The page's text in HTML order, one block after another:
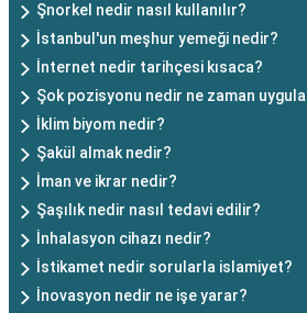
Şnorkel nedir nasıl kullanılır?
İstanbul'un meşhur yemeği nedir?
İnternet nedir tarihçesi kısaca?
Şok pozisyonu nedir ne zaman
İklim biyom nedir?
Şakül almak nedir?
İman ve ikrar nedir?
Şaşılık nedir nasıl tedavi edilir?
İnhalasyon cihazı nedir?
İstikamet nedir sorularla islamiyet?
İnovasyon nedir ne işe yarar?